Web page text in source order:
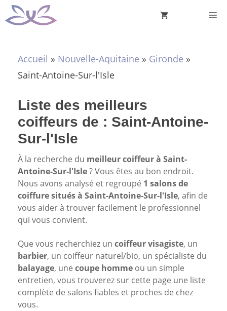
Aller
au
Accueil » Nouvelle-Aquitaine » Gironde »
Saint-Antoine-Sur-l'Isle
Liste des meilleurs
coiffeurs de : Saint-Antoine-
Sur-l'Isle
À la recherche du meilleur coiffeur à Saint-
Antoine-Sur-l'Isle? Vous êtes au bon endroit.
Nous avons analysé et regroupé 1 salons de
coiffure situés à Saint-Antoine-Sur-l'Isle, afin de
vous aider à trouver facilement le professionnel
qui vous convient.
Que vous recherchiez un coiffeur visagiste, un
barbier, un coiffeur naturel/bio, un spécialiste du
balayage, une coupe homme ou un simple
entretien, vous trouverez sur cette page une liste
complète de salons fiables et proches de chez
vous.